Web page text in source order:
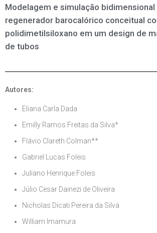
Modelagem e simulação bidimensional
regenerador barocalórico conceitual
polidimetilsiloxano em um design de
de tubos
Autores:
Eliana Carla Dada
Emilly Ramos Freitas da Silva*
Flávio Clareth Colman**
Gabriel Lucas Foleis
Juliano Henrique Foleis
Júlio Cesar Dainezi de Oliveira
Nicholas Dicati Pereira da Silva
William Imamura